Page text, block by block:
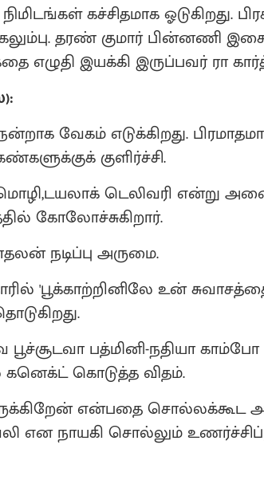
கச்சிதமாக ஓடுகிறது.
தரண் குமார் பின்னணி
எழுதி இயக்கி இருப்பவர் ரா
வேகம் எடுக்கிறது.
குளிர்ச்சி.
டெலிவரி என்று
கோலோச்சுகிறார்.
நடிப்பு அருமை.
'பூக்காற்றினிலே உன்
பூச்சூடவா பத்மினி-நதியா
கொடுத்த விதம்.
என்பதை சொல்லக்கூட
என நாயகி சொல்லும்